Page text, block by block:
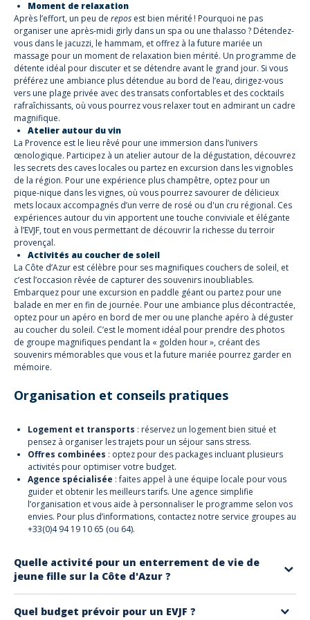
Moment de relaxation
Après l’effort, un peu de repos est bien mérité ! Pourquoi ne pas
organiser une après-midi girly dans un spa ou une thalasso ? Détendez-
vous dans le jacuzzi, le hammam, et offrez à la future mariée un
massage pour un moment de relaxation bien mérité. Un programme de
détente idéal pour discuter et se détendre avant le grand jour. Si vous
préférez une ambiance plus détendue au bord de l’eau, dirigez-vous
vers une plage privée avec des transats confortables et des cocktails
rafraîchissants, où vous pourrez vous relaxer tout en admirant un cadre
magnifique.
Atelier autour du vin
La Provence est le lieu rêvé pour une immersion dans l’univers
œnologique. Participez à un atelier autour de la dégustation, découvrez
les secrets des caves locales ou partez en excursion dans les vignobles
de la région. Pour une expérience plus champêtre, optez pour un
pique-nique dans les vignes, où vous pourrez savourer de délicieux
mets locaux accompagnés d’un verre de rosé ou d'un cru régional. Ces
expériences autour du vin apportent une touche conviviale et élégante
à l’EVJF, tout en vous permettant de découvrir la richesse du terroir
provençal.
Activités au coucher de soleil
La Côte d’Azur est célèbre pour ses magnifiques couchers de soleil, et
c’est l’occasion rêvée de capturer des souvenirs inoubliables.
Embarquez pour une excursion en paddle géant ou partez pour une
balade en mer en fin de journée. Pour une ambiance plus décontractée,
optez pour un apéro en bord de mer ou une planche apéro à déguster
au coucher du soleil. C’est le moment idéal pour prendre des photos
de groupe magnifiques pendant la « golden hour », créant des
souvenirs mémorables que vous et la future mariée pourrez garder en
mémoire.
Organisation et conseils pratiques
Logement et transports : réservez un logement bien situé et
pensez à organiser les trajets pour un séjour sans stress.
Offres combinées : optez pour des packages incluant plusieurs
activités pour optimiser votre budget.
Agence spécialisée : faites appel à une équipe locale pour vous
guider et obtenir les meilleurs tarifs. Une agence simplifie
l’organisation et vous aide à personnaliser le programme selon vos
envies. Pour plus d’informations, contactez notre service groupes au
+33(0)4 94 19 10 65 (ou 64).
Quelle activité pour un enterrement de vie de
jeune fille sur la Côte d'Azur ?
Quel budget prévoir pour un EVJF ?